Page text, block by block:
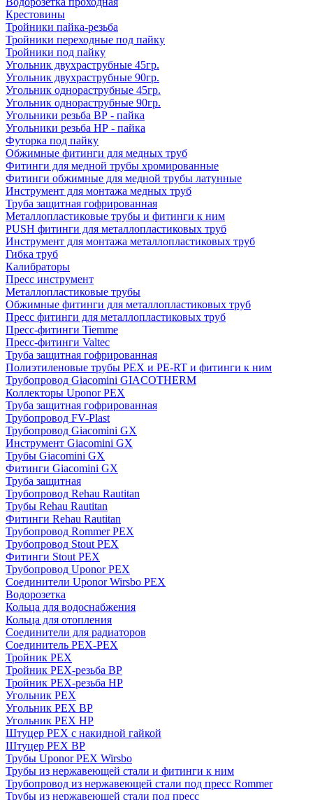
Крестовины
Тройники пайка-резьба
Тройники переходные под пайку
Тройники под пайку
Угольник двухраструбные 45гр.
Угольник двухраструбные 90гр.
Угольник однораструбные 45гр.
Угольник однораструбные 90гр.
Угольники резьба ВР - пайка
Угольники резьба НР - пайка
Футорка под пайку
Обжимные фитинги для медных труб
Фитинги для медной трубы хромированные
Фитинги обжимные для медной трубы латунные
Инструмент для монтажа медных труб
Труба защитная гофрированная
Металлопластиковые трубы и фитинги к ним
PUSH фитинги для металлопластиковых труб
Инструмент для монтажа металлопластиковых труб
Гибка труб
Калибраторы
Пресс инструмент
Металлопластиковые трубы
Обжимные фитинги для металлопластиковых труб
Пресс фитинги для металлопластиковых труб
Пресс-фитинги Tiemme
Пресс-фитинги Valtec
Труба защитная гофрированная
Полиэтиленовые трубы PEX и PE-RT и фитинги к ним
Трубопровод Giacomini GIACOTHERM
Коллекторы Uponor PEX
Труба защитная гофрированная
Трубопровод FV-Plast
Трубопровод Giacomini GX
Инструмент Giacomini GX
Трубы Giacomini GX
Фитинги Giacomini GX
Труба защитная
Трубопровод Rehau Rautitan
Трубы Rehau Rautitan
Фитинги Rehau Rautitan
Трубопровод Rommer PEX
Трубопровод Stout PEX
Фитинги Stout PEX
Трубопровод Uponor PEX
Соединители Uponor Wirsbo PEX
Водорозетка
Кольца для водоснабжения
Кольца для отопления
Соединители для радиаторов
Соединитель PEX-PEX
Тройник PEX
Тройник PEX-резьба ВР
Тройник PEX-резьба НР
Угольник PEX
Угольник PEX ВР
Угольник PEX НР
Штуцер PEX c накидной гайкой
Штуцер PEX ВР
Трубы Uponor PEX Wirsbo
Трубы из нержавеющей стали и фитинги к ним
Трубопровод из нержавеющей стали под пресс Rommer
Трубы из нержавеющей стали под пресс